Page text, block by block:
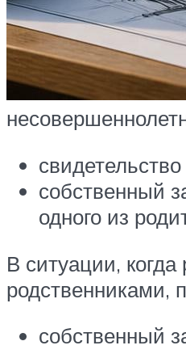
собственный
одного из
В ситуации,
родственниками,
собственный